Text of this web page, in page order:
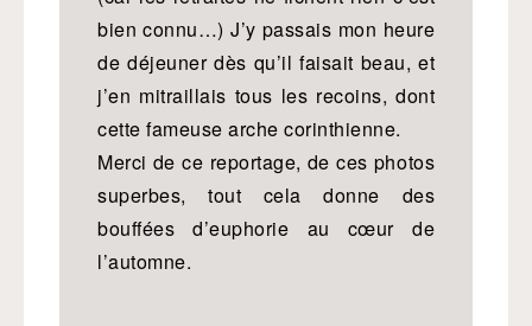
bien connu…) J’y passais mon heure
de déjeuner dès qu’il faisait beau, et
j’en mitraillais tous les recoins, dont
cette fameuse arche corinthienne.
Merci de ce reportage, de ces photos
superbes, tout cela donne des
bouffées d’euphorie au cœur de
l’automne.